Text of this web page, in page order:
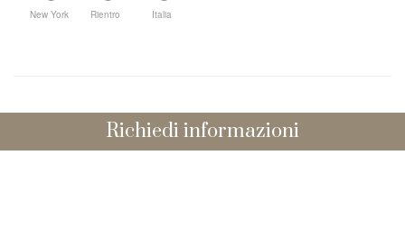
New York Rientro Italia
Richiedi informazioni